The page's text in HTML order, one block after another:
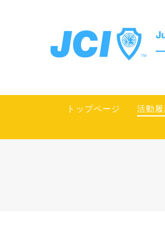
トップページ 活動